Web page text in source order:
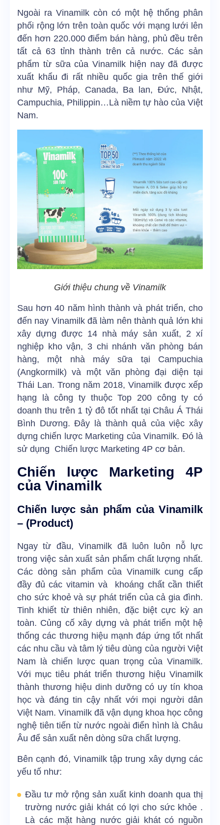
Ngoài ra Vinamilk còn có một hệ thống phân
phối rộng lớn trên toàn quốc với mạng lưới lên
đến hơn 220.000 điểm bán hàng, phủ đều trên
tất cả 63 tỉnh thành trên cả nước. Các sản
phẩm từ sữa của Vinamilk hiện nay đã được
xuất khẩu đi rất nhiều quốc gia trên thế giới
như Mỹ, Pháp, Canada, Ba lan, Đức, Nhật,
Campuchia, Philippin…Là niềm tự hào của Việt
Nam.
Giới thiệu chung về Vinamilk
Sau hơn 40 năm hình thành và phát triển, cho
đến nay Vinamilk đã làm nên thành quả lớn khi
xây dựng được 14 nhà máy sản xuất, 2 xí
nghiệp kho vận, 3 chi nhánh văn phòng bán
hàng, một nhà máy sữa tại Campuchia
(Angkormilk) và một văn phòng đại diện tại
Thái Lan. Trong năm 2018, Vinamilk được xếp
hạng là công ty thuộc Top 200 công ty có
doanh thu trên 1 tỷ đô tốt nhất tại Châu Á Thái
Bình Dương. Đây là thành quả của việc xây
dựng chiến lược Marketing của Vinamilk. Đó là
sử dụng Chiến lược Marketing 4P cơ bản.
Chiến lược Marketing 4P
của Vinamilk
Chiến lược sản phẩm của Vinamilk
– (Product)
Ngay từ đầu, Vinamilk đã luôn luôn nỗ lực
trong việc sản xuất sản phẩm chất lượng nhất.
Các dòng sản phẩm của Vinamilk cung cấp
đầy đủ các vitamin và khoáng chất cần thiết
cho sức khoẻ và sự phát triển của cả gia đình.
Tinh khiết từ thiên nhiên, đặc biệt cực kỳ an
toàn. Củng cố xây dựng và phát triển một hệ
thống các thương hiệu mạnh đáp ứng tốt nhất
các nhu cầu và tâm lý tiêu dùng của người Việt
Nam là chiến lược quan trọng của Vinamilk.
Với mục tiêu phát triển thương hiệu Vinamilk
thành thương hiệu dinh dưỡng có uy tín khoa
học và đáng tin cậy nhất với mọi người dân
Việt Nam. Vinamilk đã vận dụng khoa học công
nghệ tiên tiến từ nước ngoài điển hình là Châu
Âu để sản xuất nên dòng sữa chất lượng.
Bên cạnh đó, Vinamilk tập trung xây dựng các
yếu tố như:
Đầu tư mở rộng sản xuất kinh doanh qua thị
trường nước giải khát có lợi cho sức khỏe .
Là các mặt hàng nước giải khát có nguồn